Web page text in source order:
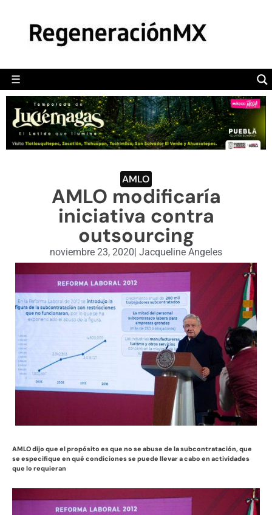
☰
POLÍTICA
CAMALEÓN
OPINIÓN
DEPORTES
ENGLISH SECTION
VIDEOS
AMLO
AMLO modificaría
iniciativa contra
outsourcing
noviembre 23, 2020| Jacqueline Angeles
AMLO dijo que el propósito es que no se abuse de la subcontratación, que
se especifique en qué condiciones se puede llevar a cabo en actividades
que lo requieran